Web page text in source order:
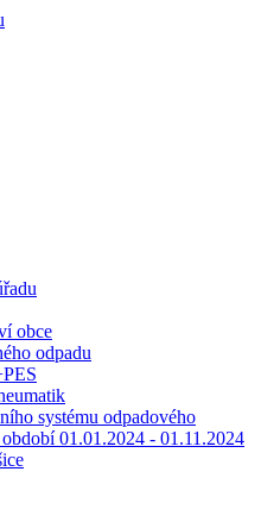
obce
odpadu
systému odpadového
01.01.2024 - 01.11.2024